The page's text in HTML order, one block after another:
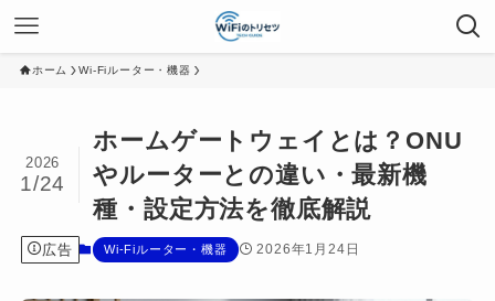
ホーム Wi-Fiルーター・機器
ホームゲートウェイとは？ONU
やルーターとの違い・最新機
種・設定方法を徹底解説
2026
1/24
広告 Wi-Fiルーター・機器 2026年1月24日